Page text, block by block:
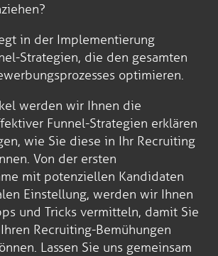
in der Implementierung
Strategien, die den gesamten
optimieren.
werden wir Ihnen die
Funnel-Strategien erklären
wie Sie diese in Ihr Recruiting
Von der ersten
mit potenziellen Kandidaten
Einstellung, werden wir Ihnen
und Tricks vermitteln, damit Sie
Recruiting-Bemühungen
Lassen Sie uns gemeinsam